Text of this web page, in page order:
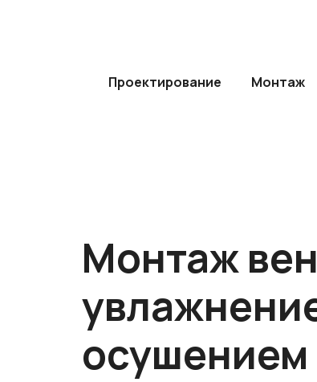
Проектирование Монтаж
Монтаж
осушением